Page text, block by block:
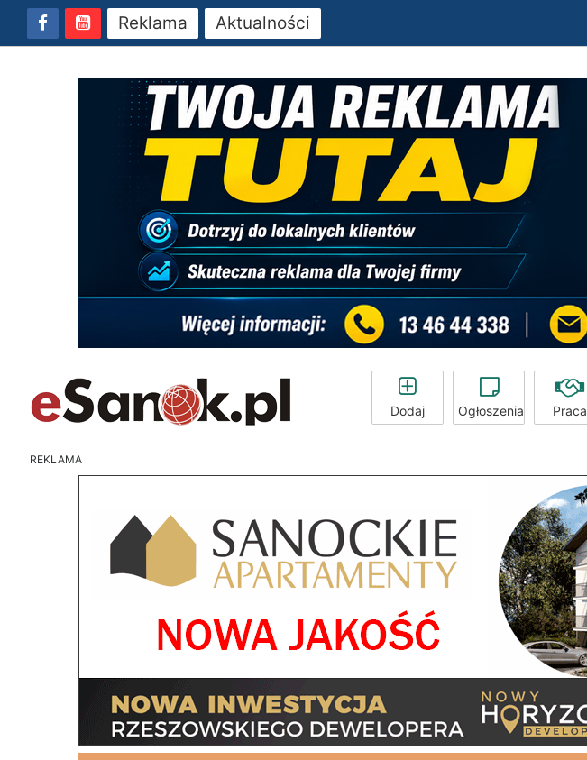
Reklama Aktualności
Dodaj Ogłoszenia Praca
REKLAMA